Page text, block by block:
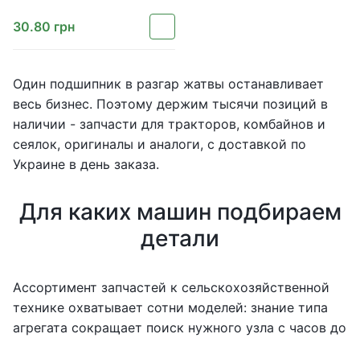
30.80 грн
Один подшипник в разгар жатвы останавливает
весь бизнес. Поэтому держим тысячи позиций в
наличии - запчасти для тракторов, комбайнов и
сеялок, оригиналы и аналоги, с доставкой по
Украине в день заказа.
Для каких машин подбираем
детали
Ассортимент запчастей к сельскохозяйственной
технике охватывает сотни моделей: знание типа
агрегата сокращает поиск нужного узла с часов до